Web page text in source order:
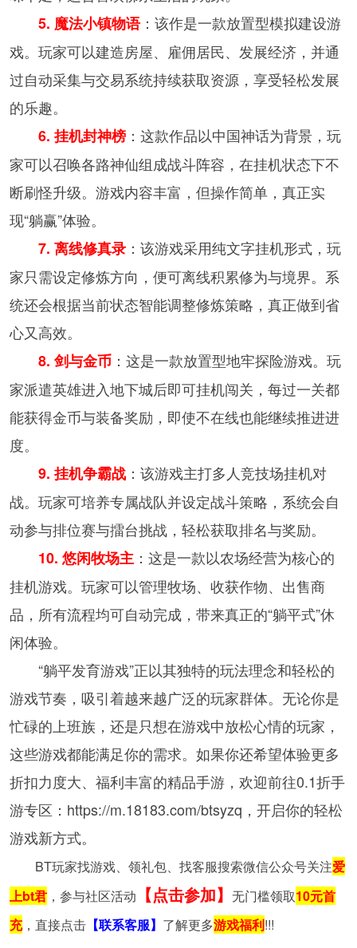
5. 魔法小镇物语：该作是一款放置型模拟建设游
戏。玩家可以建造房屋、雇佣居民、发展经济，并通
过自动采集与交易系统持续获取资源，享受轻松发展
的乐趣。
6. 挂机封神榜：这款作品以中国神话为背景，玩
家可以召唤各路神仙组成战斗阵容，在挂机状态下不
断刷怪升级。游戏内容丰富，但操作简单，真正实
现“躺赢”体验。
7. 离线修真录：该游戏采用纯文字挂机形式，玩
家只需设定修炼方向，便可离线积累修为与境界。系
统还会根据当前状态智能调整修炼策略，真正做到省
心又高效。
8. 剑与金币：这是一款放置型地牢探险游戏。玩
家派遣英雄进入地下城后即可挂机闯关，每过一关都
能获得金币与装备奖励，即使不在线也能继续推进进
度。
9. 挂机争霸战：该游戏主打多人竞技场挂机对
战。玩家可培养专属战队并设定战斗策略，系统会自
动参与排位赛与擂台挑战，轻松获取排名与奖励。
10. 悠闲牧场主：这是一款以农场经营为核心的
挂机游戏。玩家可以管理牧场、收获作物、出售商
品，所有流程均可自动完成，带来真正的“躺平式”休
闲体验。
“躺平发育游戏”正以其独特的玩法理念和轻松的
游戏节奏，吸引着越来越广泛的玩家群体。无论你是
忙碌的上班族，还是只想在游戏中放松心情的玩家，
这些游戏都能满足你的需求。如果你还希望体验更多
折扣力度大、福利丰富的精品手游，欢迎前往0.1折手
游专区： https://m.18183.com/btsyzq ，开启你的轻松
游戏新方式。
BT玩家找游戏、领礼包、找客服搜索微信公众号关注爱
上bt君，参与社区活动 【点击参加】 无门槛领取10元首
充，直接点击【联系客服】 了解更多游戏福利!!!